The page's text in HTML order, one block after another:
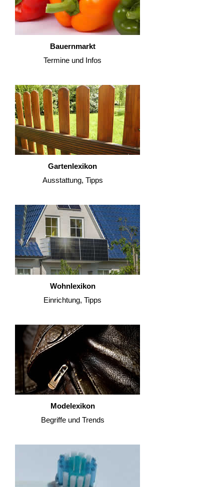
Bauernmarkt
Termine und Infos
Gartenlexikon
Ausstattung, Tipps
Wohnlexikon
Einrichtung, Tipps
Modelexikon
Begriffe und Trends